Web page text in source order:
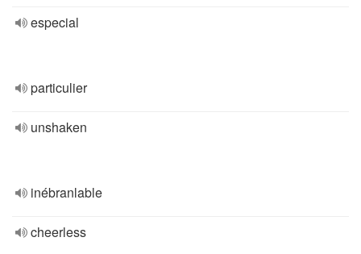
especial
particulier
unshaken
inébranlable
cheerless